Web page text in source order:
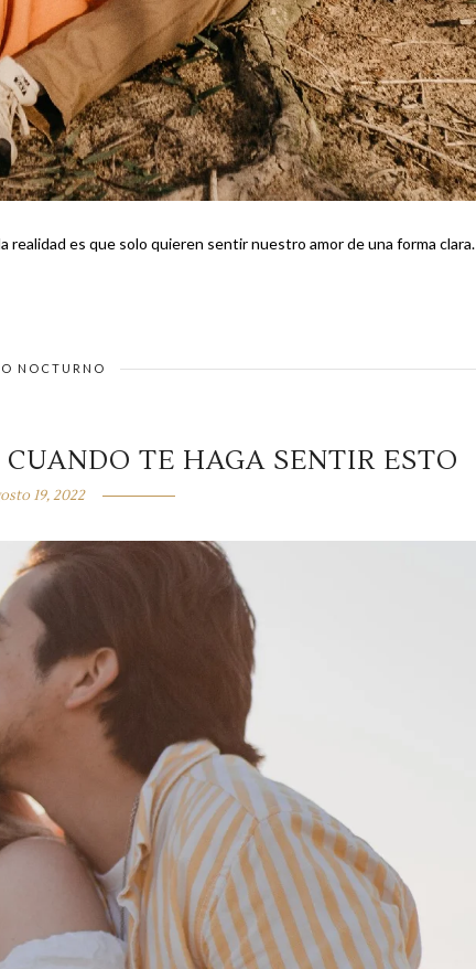
es que solo quieren sentir nuestro amor de una forma clara. Es
NOCTURNO
TE HAGA SENTIR ESTO
19, 2022